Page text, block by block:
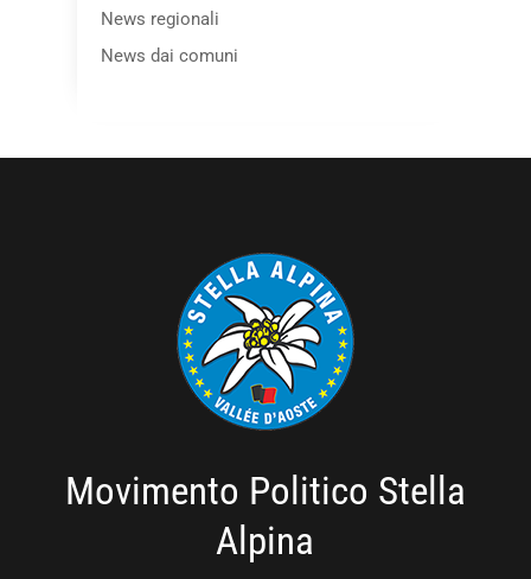
News regionali
News dai comuni
Movimento Politico Stella
Alpina